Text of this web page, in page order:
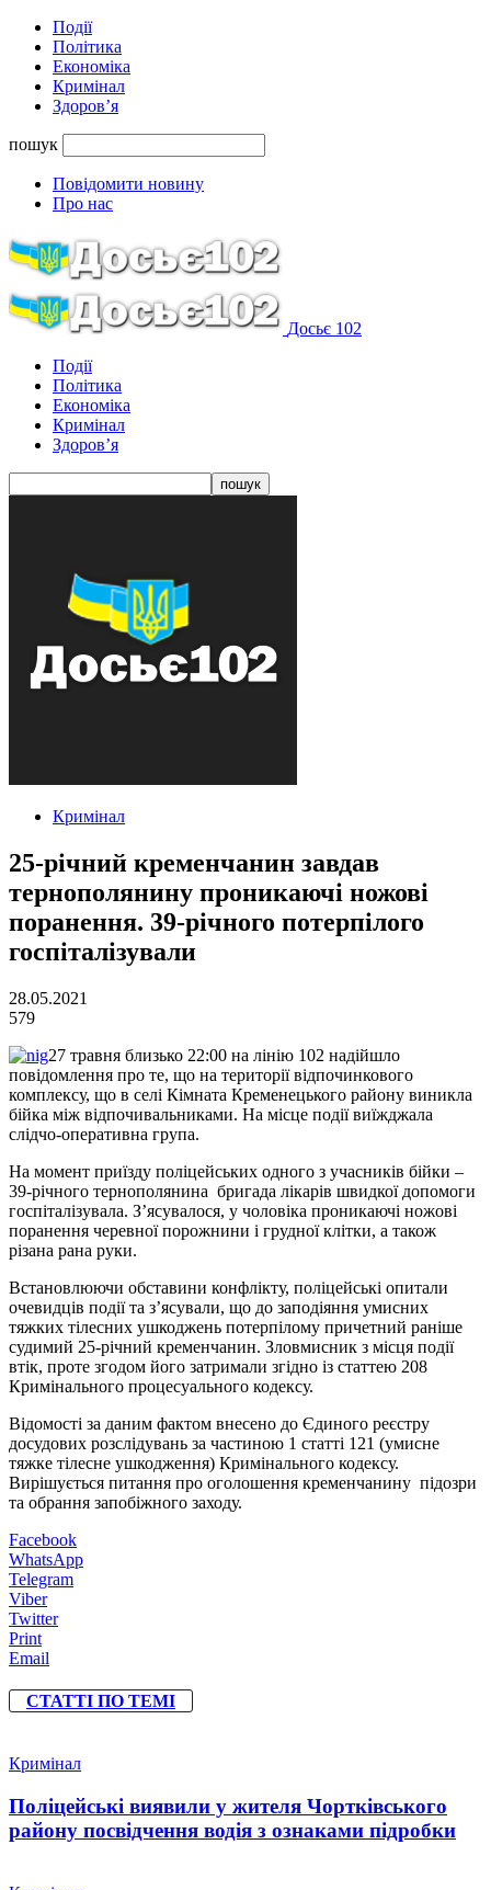
Події
Політика
Економіка
Кримінал
Здоров’я
пошук
Повідомити новину
Про нас
Досьє 102
Події
Політика
Економіка
Кримінал
Здоров’я
Кримінал
25-річний кременчанин завдав
тернополянину проникаючі ножові
поранення. 39-річного потерпілого
госпіталізували
28.05.2021
579
27 травня близько 22:00 на лінію 102 надійшло
повідомлення про те, що на території відпочинкового
комплексу, що в селі Кімната Кременецького району виникла
бійка між відпочивальниками. На місце події виїжджала
слідчо-оперативна група.
На момент приїзду поліцейських одного з учасників бійки –
39-річного тернополянина бригада лікарів швидкої допомоги
госпіталізувала. З’ясувалося, у чоловіка проникаючі ножові
поранення черевної порожнини і грудної клітки, а також
різана рана руки.
Встановлюючи обставини конфлікту, поліцейські опитали
очевидців події та з’ясували, що до заподіяння умисних
тяжких тілесних ушкоджень потерпілому причетний раніше
судимий 25-річний кременчанин. Зловмисник з місця події
втік, проте згодом його затримали згідно із статтею 208
Кримінального процесуального кодексу.
Відомості за даним фактом внесено до Єдиного реєстру
досудових розслідувань за частиною 1 статті 121 (умисне
тяжке тілесне ушкодження) Кримінального кодексу.
Вирішується питання про оголошення кременчанину підозри
та обрання запобіжного заходу.
Facebook
WhatsApp
Telegram
Viber
Twitter
Print
Email
СТАТТІ ПО ТЕМІ
Кримінал
Поліцейські виявили у жителя Чортківського
району посвідчення водія з ознаками підробки